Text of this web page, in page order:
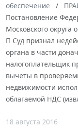
обеспечение
Постановление
Московского округа
П Суд признал
органа в части
налогоплательщик
вычеты в
недвижимости
облагаемой НДС
18 августа 2016